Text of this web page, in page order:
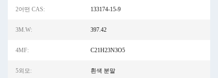
2어떤 CAS: 133174-15-9
3M.W: 397.42
4MF: C21H23N3O5
5외모: 흰색 분말